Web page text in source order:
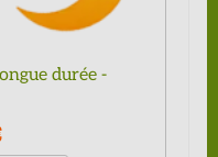
durée -